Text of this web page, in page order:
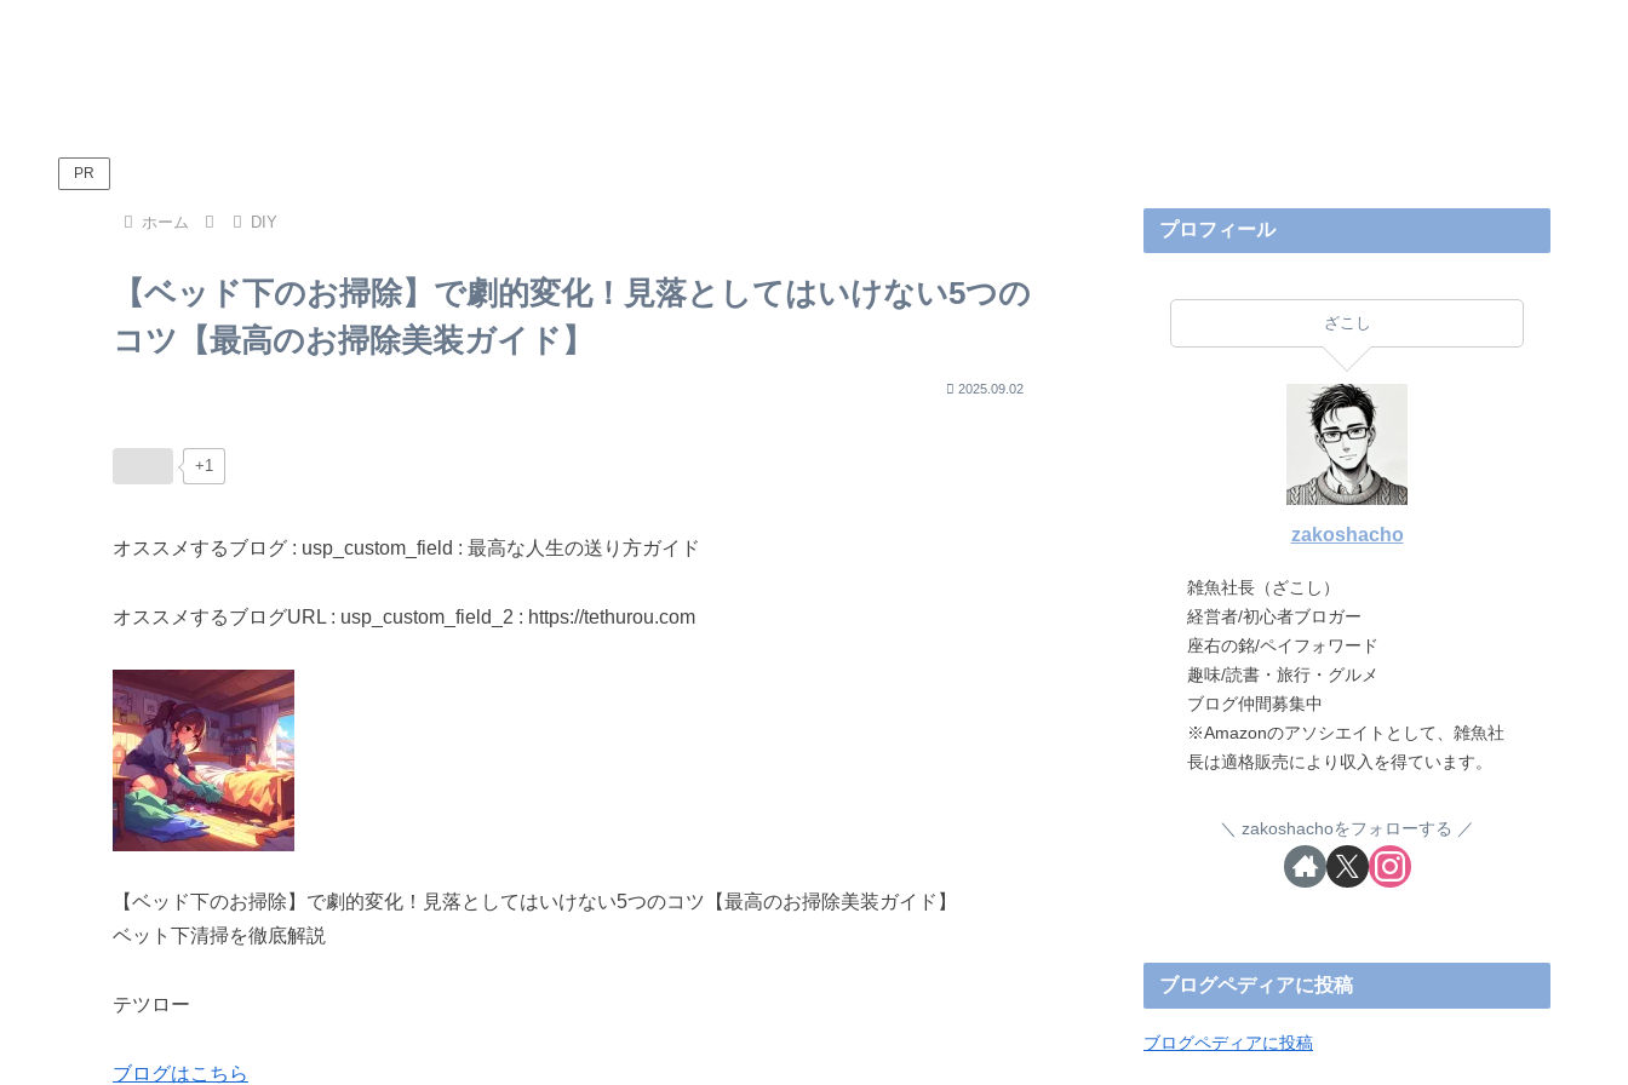
PR
ホーム DIY
【ベッド下のお掃除】で劇的変化！見落としてはいけない5つの
コツ【最高のお掃除美装ガイド】
2025.09.02
+1
オススメするブログ : usp_custom_field : 最高な人生の送り方ガイド
オススメするブログURL : usp_custom_field_2 : https://tethurou.com
【ベッド下のお掃除】で劇的変化！見落としてはいけない5つのコツ【最高のお掃除美装ガイド】
ベット下清掃を徹底解説
テツロー
ブログはこちら
プロフィール
ざこし
zakoshacho
雑魚社長（ざこし）
経営者/初心者ブロガー
座右の銘/ペイフォワード
趣味/読書・旅行・グルメ
ブログ仲間募集中
※Amazonのアソシエイトとして、雑魚社
長は適格販売により収入を得ています。
zakoshachoをフォローする
ブログペディアに投稿
ブログペディアに投稿